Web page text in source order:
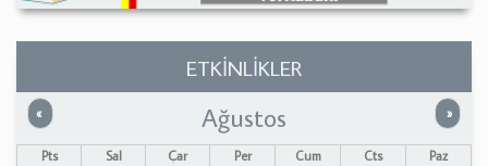
ETKİNLİKLER
« Önceki »
Ağustos
Pts Sal Çar Per Cum Cts
Paz